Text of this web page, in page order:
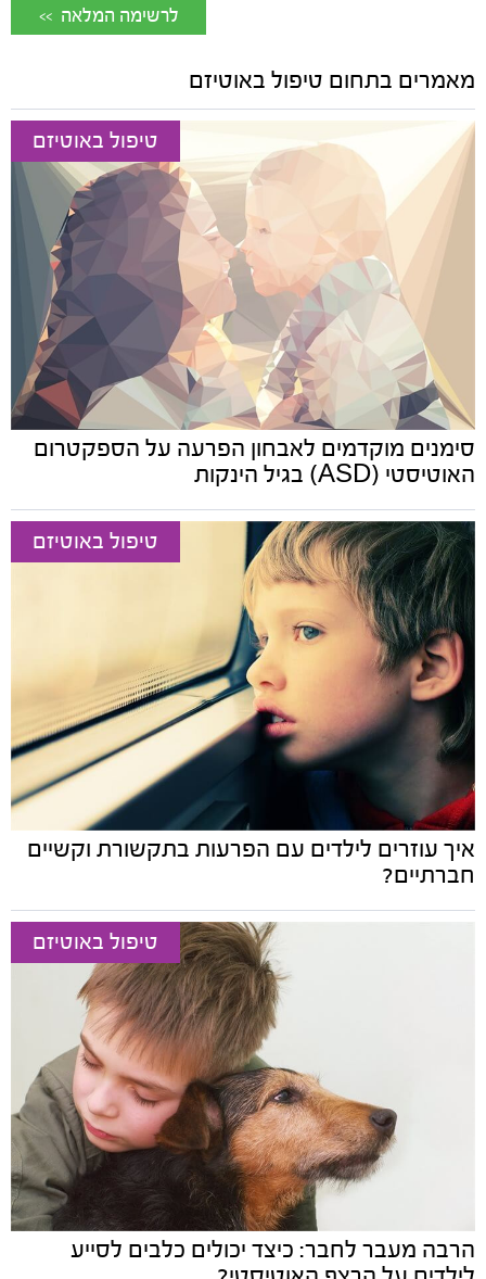
<< לרשימה המלאה
מאמרים בתחום טיפול באוטיזם
טיפול באוטיזם
סימנים מוקדמים לאבחון הפרעה על הספקטרום
האוטיסטי (ASD) בגיל הינקות
טיפול באוטיזם
איך עוזרים לילדים עם הפרעות בתקשורת וקשיים
חברתיים?
טיפול באוטיזם
הרבה מעבר לחבר: כיצד יכולים כלבים לסייע